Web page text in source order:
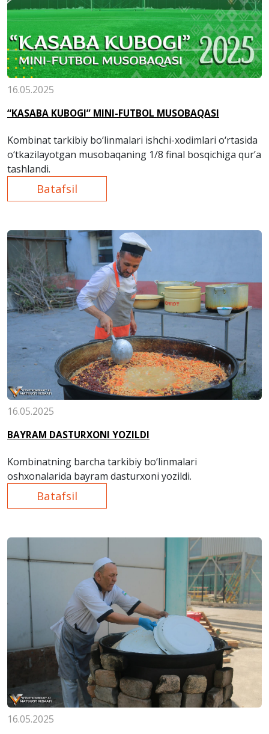
16.05.2025
“KASABA KUBOGI” MINI-FUTBOL MUSOBAQASI
Kombinat tarkibiy bo‘linmalari ishchi-xodimlari o‘rtasida
o‘tkazilayotgan musobaqaning 1/8 final bosqichiga qur’a
tashlandi.
Batafsil
16.05.2025
BAYRAM DASTURXONI YOZILDI
Kombinatning barcha tarkibiy bo‘linmalari
oshxonalarida bayram dasturxoni yozildi.
Batafsil
16.05.2025